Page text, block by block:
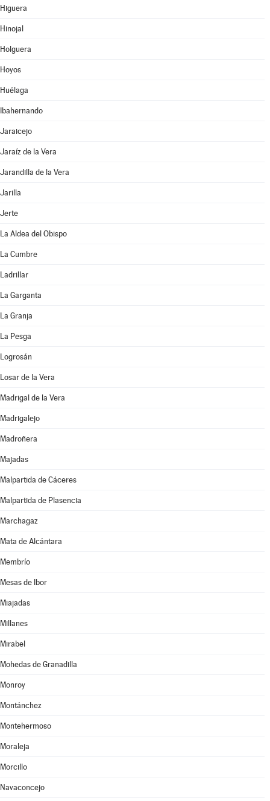
Higuera
Hinojal
Holguera
Hoyos
Huélaga
Ibahernando
Jaraicejo
Jaraíz de la Vera
Jarandilla de la Vera
Jarilla
Jerte
La Aldea del Obispo
La Cumbre
Ladrillar
La Garganta
La Granja
La Pesga
Logrosán
Losar de la Vera
Madrigal de la Vera
Madrigalejo
Madroñera
Majadas
Malpartida de Cáceres
Malpartida de Plasencia
Marchagaz
Mata de Alcántara
Membrío
Mesas de Ibor
Miajadas
Millanes
Mirabel
Mohedas de Granadilla
Monroy
Montánchez
Montehermoso
Moraleja
Morcillo
Navaconcejo